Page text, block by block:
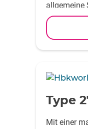
allgemeine
-
Type
Mit einer